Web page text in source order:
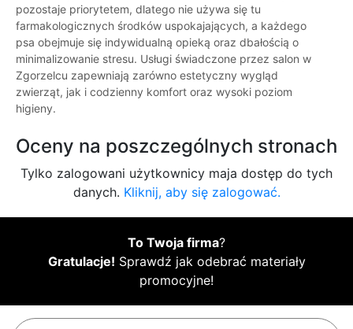
pozostaje priorytetem, dlatego nie używa się tu
farmakologicznych środków uspokajających, a każdego
psa obejmuje się indywidualną opieką oraz dbałością o
minimalizowanie stresu. Usługi świadczone przez salon w
Zgorzelcu zapewniają zarówno estetyczny wygląd
zwierząt, jak i codzienny komfort oraz wysoki poziom
higieny.
Oceny na poszczególnych stronach
Tylko zalogowani użytkownicy maja dostęp do tych
danych. Kliknij, aby się zalogować.
To Twoja firma?
Gratulacje! Sprawdź jak odebrać materiały
promocyjne!